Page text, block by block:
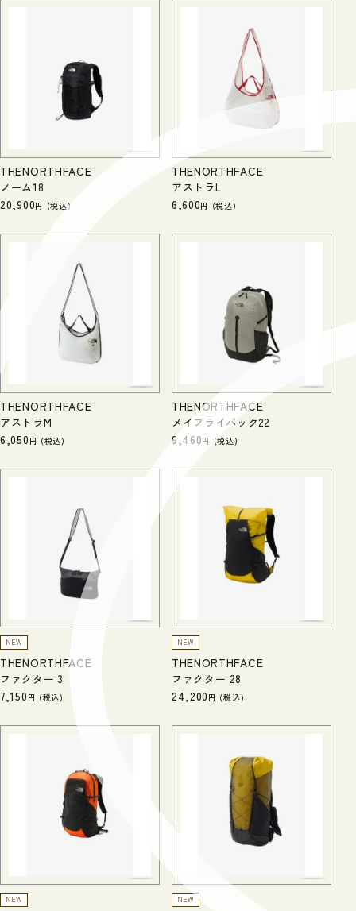
THENORTHFACE
ノーム18
20,900 税込
THENORTHFACE
アストラL
6,600 税込
THENORTHFACE
アストラM
6,050 税込
THENORTHFACE
メイフライパック22
9,460 税込
NEW
THENORTHFACE
ファクター 3
7,150 税込
NEW
THENORTHFACE
ファクター 28
24,200 税込
NEW NEW